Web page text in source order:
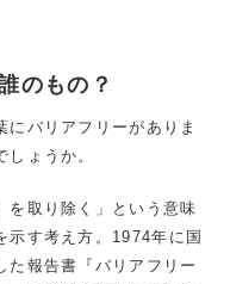
のもの？
バリアフリーがありま
ょうか。
を取り除く」という意味
示す考え方。1974年に国
た報告書『バリアフリー